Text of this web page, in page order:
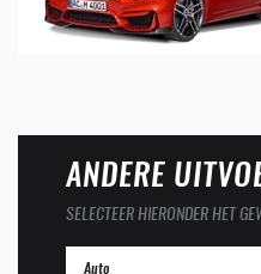
ANDERE
SELECTEER HIERONDER HET